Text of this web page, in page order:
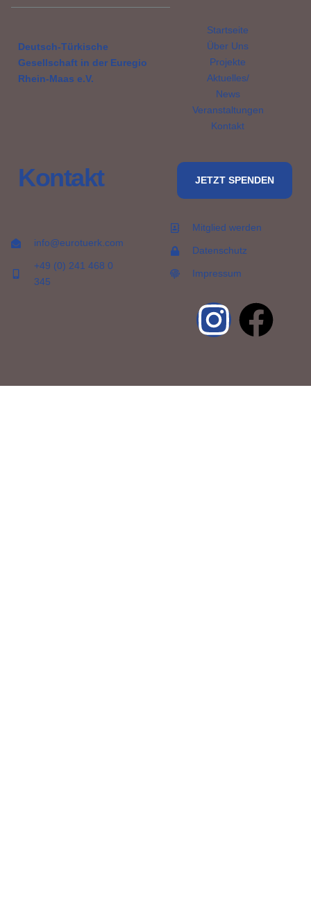
Deutsch-Türkische
Gesellschaft in der Euregio
Rhein-Maas e.V.
Startseite
Über Uns
Projekte
Aktuelles/
News
Veranstaltungen
Kontakt
Kontakt
info@eurotuerk.com
+49 (0) 241 468 0
345
JETZT SPENDEN
Mitglied werden
Datenschutz
Impressum